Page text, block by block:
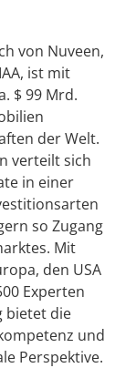
von Nuveen,
ist mit
$ 99 Mrd.
der Welt.
verteilt sich
in einer
so Zugang
Mit
den USA
Experten
bietet die
und
Perspektive.